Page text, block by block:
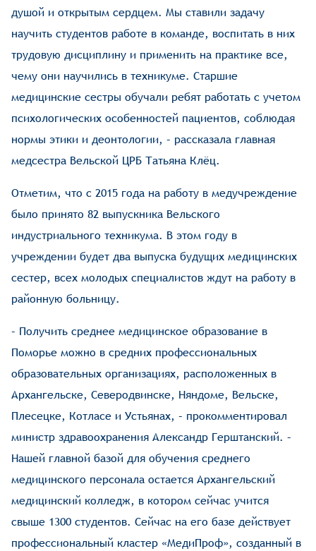
душой и открытым сердцем. Мы ставили задачу
научить студентов работе в команде, воспитать в них
трудовую дисциплину и применить на практике все,
чему они научились в техникуме. Старшие
медицинские сестры обучали ребят работать с учетом
психологических особенностей пациентов, соблюдая
нормы этики и деонтологии, – рассказала главная
медсестра Вельской ЦРБ Татьяна Клёц.
Отметим, что с 2015 года на работу в медучреждение
было принято 82 выпускника Вельского
индустриального техникума. В этом году в
учреждении будет два выпуска будущих медицинских
сестер, всех молодых специалистов ждут на работу в
районную больницу.
– Получить среднее медицинское образование в
Поморье можно в средних профессиональных
образовательных организациях, расположенных в
Архангельске, Северодвинске, Няндоме, Вельске,
Плесецке, Котласе и Устьянах, – прокомментировал
министр здравоохранения Александр Герштанский. –
Нашей главной базой для обучения среднего
медицинского персонала остается Архангельский
медицинский колледж, в котором сейчас учится
свыше 1300 студентов. Сейчас на его базе действует
профессиональный кластер «МедиПроф», созданный в